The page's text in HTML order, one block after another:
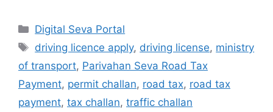
Digital Seva Portal
driving licence apply, driving license, ministry
of transport, Parivahan Seva Road Tax
Payment, permit challan, road tax, road tax
payment, tax challan, traffic challan